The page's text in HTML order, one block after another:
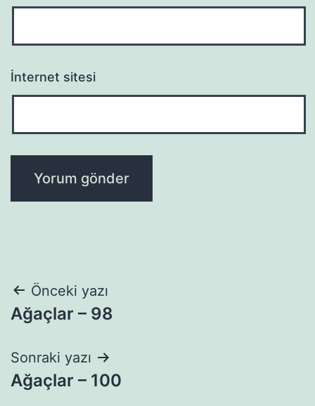
İnternet sitesi
Yazı
gezinmesi
Önceki yazı
Ağaçlar – 98
Sonraki yazı
Ağaçlar – 100